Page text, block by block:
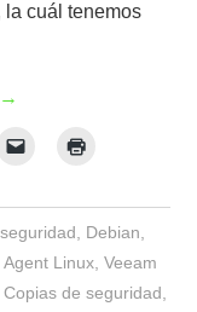
la cuál tenemos
→
Debian
Agent Linux ,Veeam
Copias de seguridad